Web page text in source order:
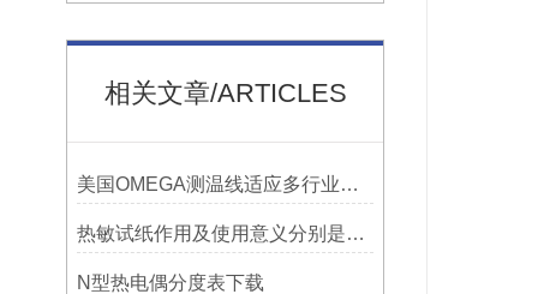
相关文章/ARTICLES
美国OMEGA测温线适应多行业需求
热敏试纸作用及使用意义分别是什么？
N型热电偶分度表下载